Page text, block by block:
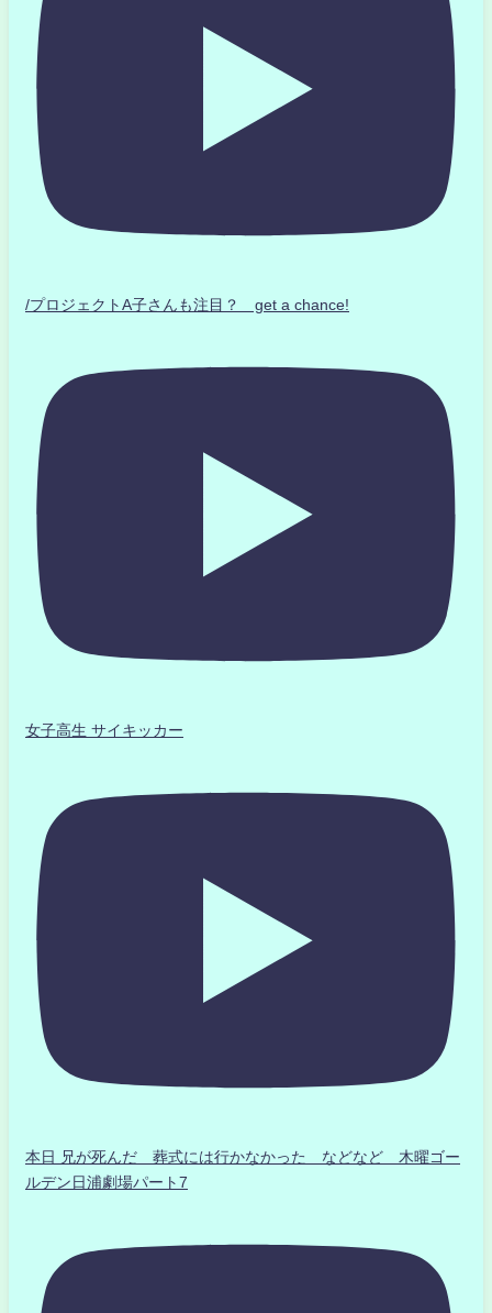
/プロジェクトA子さんも注目？ get a chance!
女子高生 サイキッカー
本日 兄が死んだ 葬式には行かなかった などなど 木曜ゴー
ルデン日浦劇場パート7